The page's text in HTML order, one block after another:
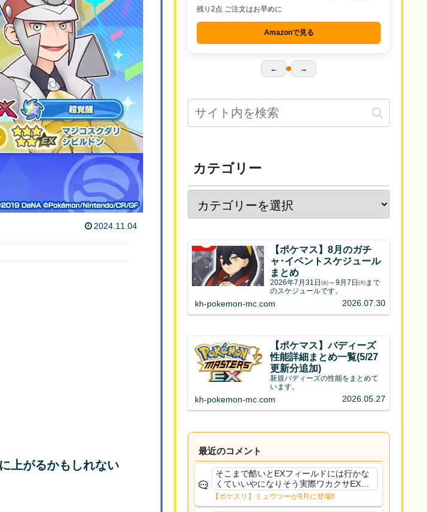
2024.11.04
上がるかもしれない
残り2点 ご注文はお早めに
Amazonで見る
← →
カテゴリー
【ポケマス】8月のガチ
ャ･イベントスケジュール
まとめ
2026年7月31日㈮～9月7日㈪まで
のスケジュールです。
kh-pokemon-mc.com 2026.07.30
【ポケマス】バディーズ
性能詳細まとめ一覧(5/27
更新分追加)
新規バディーズの性能をまとめて
います。
kh-pokemon-mc.com 2026.05.27
最近のコメント
そこまで酷いとEXフィールドには行かな
くていいやになりそう実際ワカクサEXで
さえあんまり行ってないや
【ポケスリ】ミュウツーが9月に登場!!